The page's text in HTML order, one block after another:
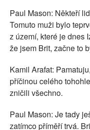
Paul Mason: Někteří
Tomuto muži bylo
z území, které je dnes
že jsem Brit, začne to
Kamil Arafat:
příčinou celého
zničili všechno.
Paul Mason: Je tady
zatímco příměří trvá.